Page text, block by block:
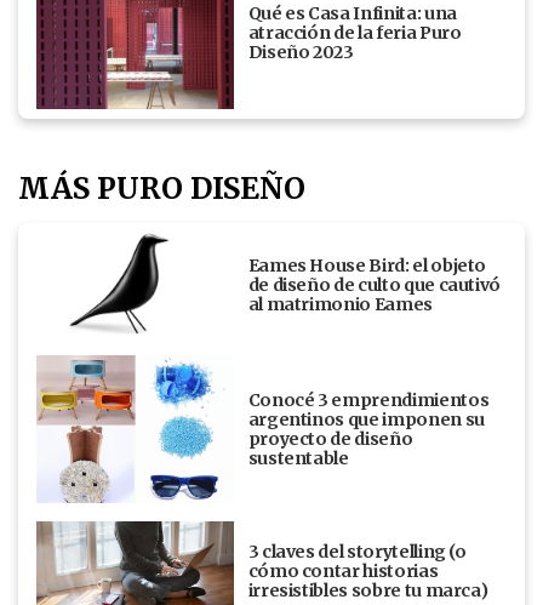
Qué es Casa Infinita: una
atracción de la feria Puro
Diseño 2023
MÁS PURO DISEÑO
Eames House Bird: el objeto
de diseño de culto que cautivó
al matrimonio Eames
Conocé 3 emprendimientos
argentinos que imponen su
proyecto de diseño
sustentable
3 claves del storytelling (o
cómo contar historias
irresistibles sobre tu marca)